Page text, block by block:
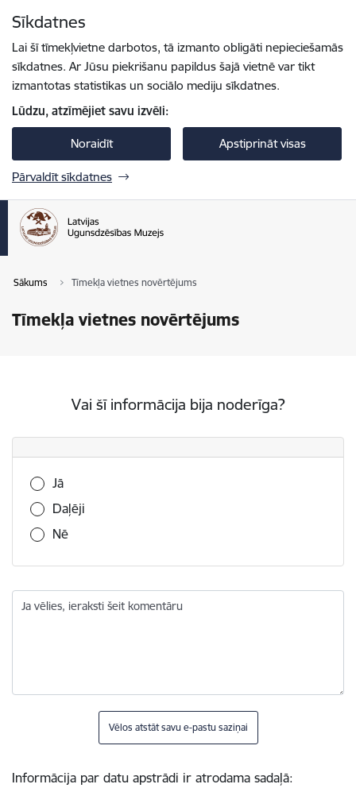
Sīkdatnes
Lai šī tīmekļvietne darbotos, tā izmanto obligāti nepieciešamās
sīkdatnes. Ar Jūsu piekrišanu papildus šajā vietnē var tikt
izmantotas statistikas un sociālo mediju sīkdatnes.
Lūdzu, atzīmējiet savu izvēli:
Noraidīt Apstiprināt visas
Pārvaldīt sīkdatnes
Sākums Tīmekļa vietnes novērtējums
Tīmekļa vietnes novērtējums
Vai šī informācija bija noderīga?
Vai šī informācija bija noderīga?
Jā
Daļēji
Nē
Ja vēlies, ieraksti šeit komentāru
Vēlos atstāt savu e-pastu saziņai
Informācija par datu apstrādi ir atrodama sadaļā: